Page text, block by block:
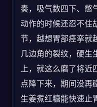
奏，吸气数四下、憋
动作的时候还忍不住
节，越想胃部痉挛就
几边角的裂纹，硬生
上，就这么磨了将
点降下来，期间没再
生姜煮红糖能快速止